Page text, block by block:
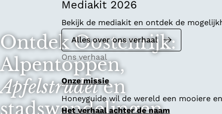
e
Mediakit 2026
Bekijk de mediakit en ontdek de
Alles over ons verhaal
Ons verhaal
Onze missie
Honeyguide wil de wereld een mooiere
Het verhaal achter de naam
Ontdek Oostenrijk:
Alpentoppen,
Apfelstrudelen
stadswandelingen.